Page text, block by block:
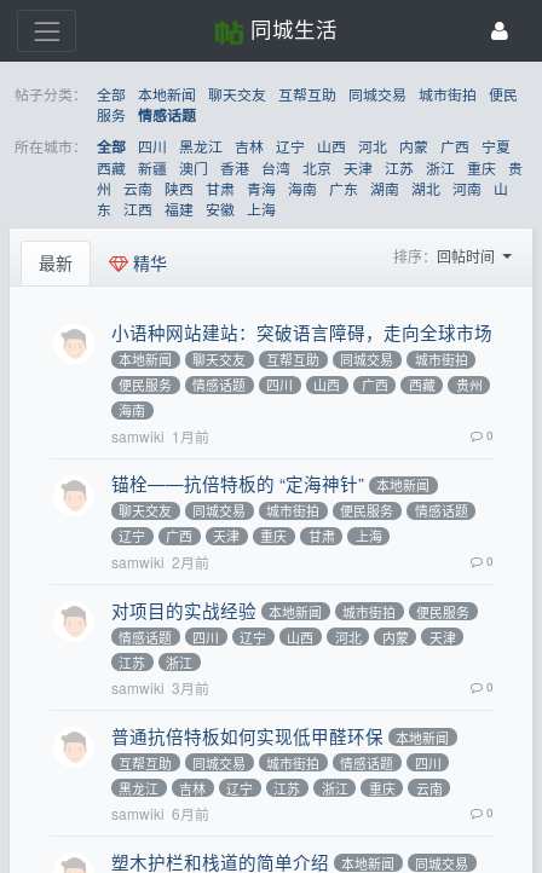
同城生活
帖子分类： 全部 本地新闻 聊天交友 互帮互助 同城交易 城市街拍
便民
服务 情感话题
所在城市：
全部 四川 黑龙江 吉林 辽宁 山西 河北 内蒙 广西 宁夏
西藏 新疆 澳门 香港 台湾 北京 天津 江苏 浙江 重庆 贵
州
云南 陕西 甘肃 青海 海南 广东 湖南 湖北 河南
山
东
江西 福建 安徽 上海
最新 精华 排序： 回帖时间
小语种网站建站：突破语言障碍，走向全球市场​
本地新闻 聊天交友 互帮互助 同城交易
城市街拍
便民服务
情感话题 四川 山西 广西 西藏
贵州
海南
samwiki 1月前 0
锚栓——抗倍特板的 “定海神针”
本地新闻
聊天交友
同城交易 城市街拍 便民服务
情感话题
辽宁
广西 天津 重庆 甘肃 上海
samwiki 2月前 0
对项目的实战经验 本地新闻 城市街拍
便民服务
情感话题
四川 辽宁 山西 河北 内蒙
天津
江苏
浙江
samwiki 3月前 0
普通抗倍特板如何实现低甲醛环保
本地新闻
互帮互助
同城交易 城市街拍 情感话题
四川
黑龙江
吉林 辽宁 江苏 浙江 重庆 云南
samwiki 6月前 0
塑木护栏和栈道的简单介绍 本地新闻
同城交易